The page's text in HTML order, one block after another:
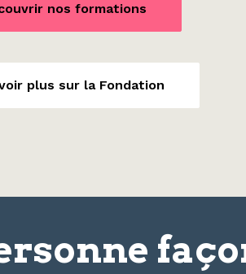
nos formations
plus sur la Fondation